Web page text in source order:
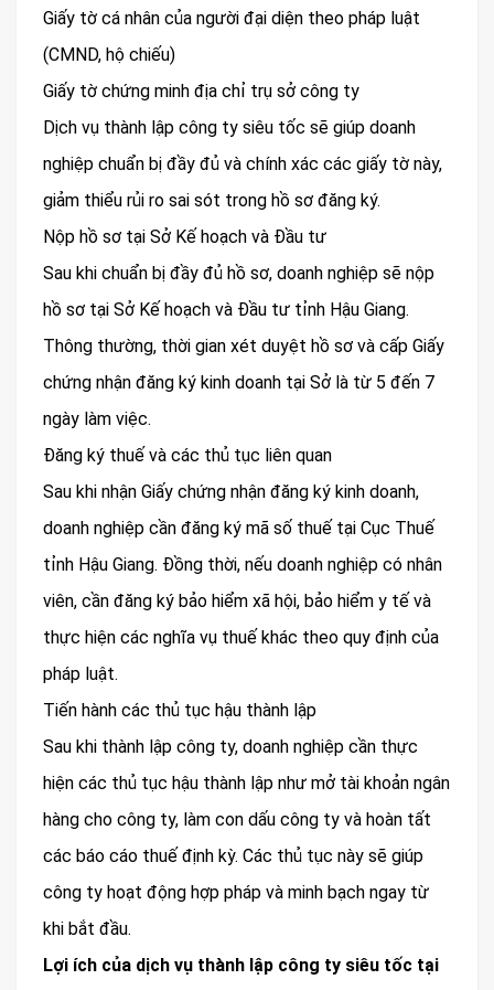
Giấy tờ cá nhân của người đại diện theo pháp luật
(CMND, hộ chiếu)
Giấy tờ chứng minh địa chỉ trụ sở công ty
Dịch vụ thành lập công ty siêu tốc sẽ giúp doanh
nghiệp chuẩn bị đầy đủ và chính xác các giấy tờ này,
giảm thiểu rủi ro sai sót trong hồ sơ đăng ký.
Nộp hồ sơ tại Sở Kế hoạch và Đầu tư
Sau khi chuẩn bị đầy đủ hồ sơ, doanh nghiệp sẽ nộp
hồ sơ tại Sở Kế hoạch và Đầu tư tỉnh Hậu Giang.
Thông thường, thời gian xét duyệt hồ sơ và cấp Giấy
chứng nhận đăng ký kinh doanh tại Sở là từ 5 đến 7
ngày làm việc.
Đăng ký thuế và các thủ tục liên quan
Sau khi nhận Giấy chứng nhận đăng ký kinh doanh,
doanh nghiệp cần đăng ký mã số thuế tại Cục Thuế
tỉnh Hậu Giang. Đồng thời, nếu doanh nghiệp có nhân
viên, cần đăng ký bảo hiểm xã hội, bảo hiểm y tế và
thực hiện các nghĩa vụ thuế khác theo quy định của
pháp luật.
Tiến hành các thủ tục hậu thành lập
Sau khi thành lập công ty, doanh nghiệp cần thực
hiện các thủ tục hậu thành lập như mở tài khoản ngân
hàng cho công ty, làm con dấu công ty và hoàn tất
các báo cáo thuế định kỳ. Các thủ tục này sẽ giúp
công ty hoạt động hợp pháp và minh bạch ngay từ
khi bắt đầu.
Lợi ích của dịch vụ thành lập công ty siêu tốc tại